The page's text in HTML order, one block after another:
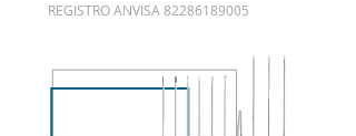
REGISTRO ANVISA 82286189005